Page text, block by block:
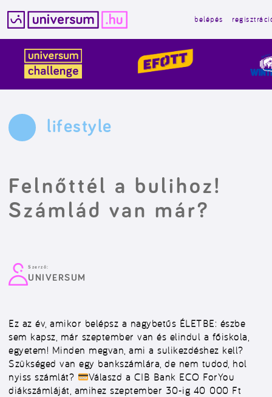
tartalomba
belépés
lifestyle
Felnőttél a bulihoz!
Számlád van már?
Szerző:
UNIVERSUM
Ez az év, amikor belépsz a nagybetűs ÉLETBE: észbe
sem kapsz, már szeptember van és elindul a főiskola,
egyetem! Minden megvan, ami a sulikezdéshez kell?
Szükséged van egy bankszámlára, de nem tudod, hol
nyiss számlát?
Válaszd a CIB Bank ECO ForYou
diákszámláját, amihez szeptember 30-ig 40 000 Ft